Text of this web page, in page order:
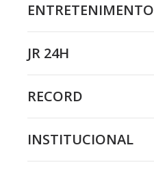
ENTRETENIMENTO
JR 24H
RECORD
INSTITUCIONAL